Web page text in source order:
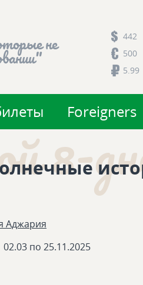
не
442
500
5.99
Foreigners
8-
Аджария
по 25.11.2025